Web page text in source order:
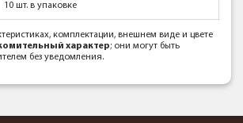
10 шт. в упаковке
комплектации, внешнем виде и цвете
характер; они могут быть
без уведомления.